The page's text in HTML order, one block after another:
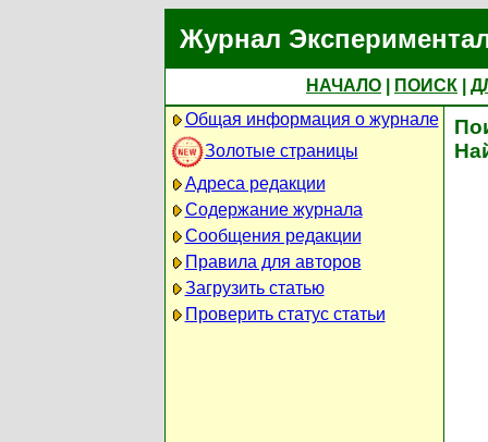
Журнал
НАЧАЛО ПОИСК
Общая информация о журнале
Золотые страницы
Адреса редакции
Содержание журнала
Сообщения редакции
Правила для авторов
Загрузить статью
Проверить статус статьи